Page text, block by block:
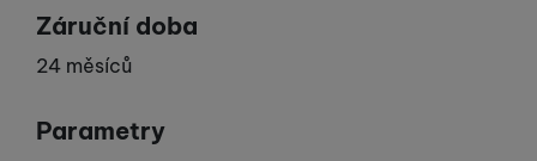
Záruční doba
24 měsíců
Parametry